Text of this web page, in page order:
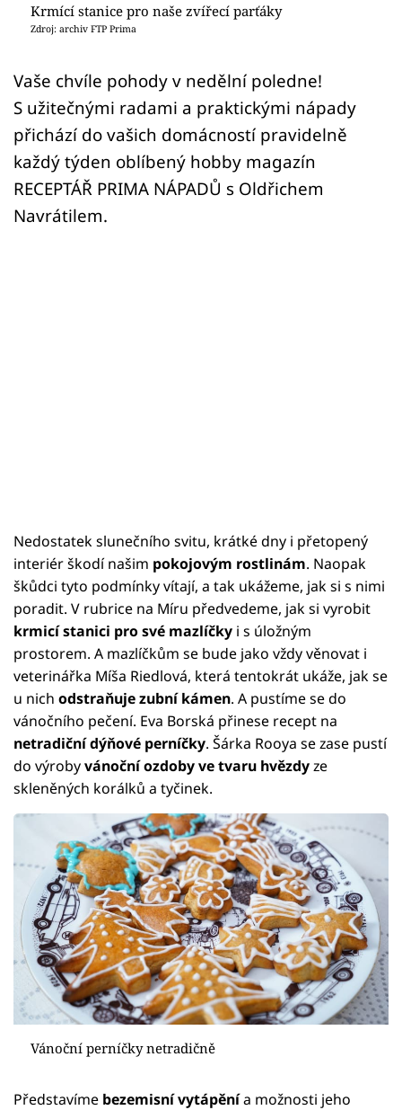
Sledujte nás
Krmící stanice pro naše zvířecí parťáky
Zdroj: archiv FTP Prima
Vaše chvíle pohody v nedělní poledne!
S užitečnými radami a praktickými nápady
přichází do vašich domácností pravidelně
každý týden oblíbený hobby magazín
RECEPTÁŘ PRIMA NÁPADŮ s Oldřichem
Navrátilem.
Nedostatek slunečního svitu, krátké dny i přetopený
interiér škodí našim pokojovým rostlinám. Naopak
škůdci tyto podmínky vítají, a tak ukážeme, jak si s nimi
poradit. V rubrice na Míru předvedeme, jak si vyrobit
krmicí stanici pro své mazlíčky i s úložným
prostorem. A mazlíčkům se bude jako vždy věnovat i
veterinářka Míša Riedlová, která tentokrát ukáže, jak se
u nich odstraňuje zubní kámen. A pustíme se do
vánočního pečení. Eva Borská přinese recept na
netradiční dýňové perníčky. Šárka Rooya se zase pustí
do výrobyvánoční ozdoby ve tvaru hvězdyze
skleněných korálků a tyčinek.
Vánoční perníčky netradičně
Představíme bezemisní vytápěnía možnosti jeho